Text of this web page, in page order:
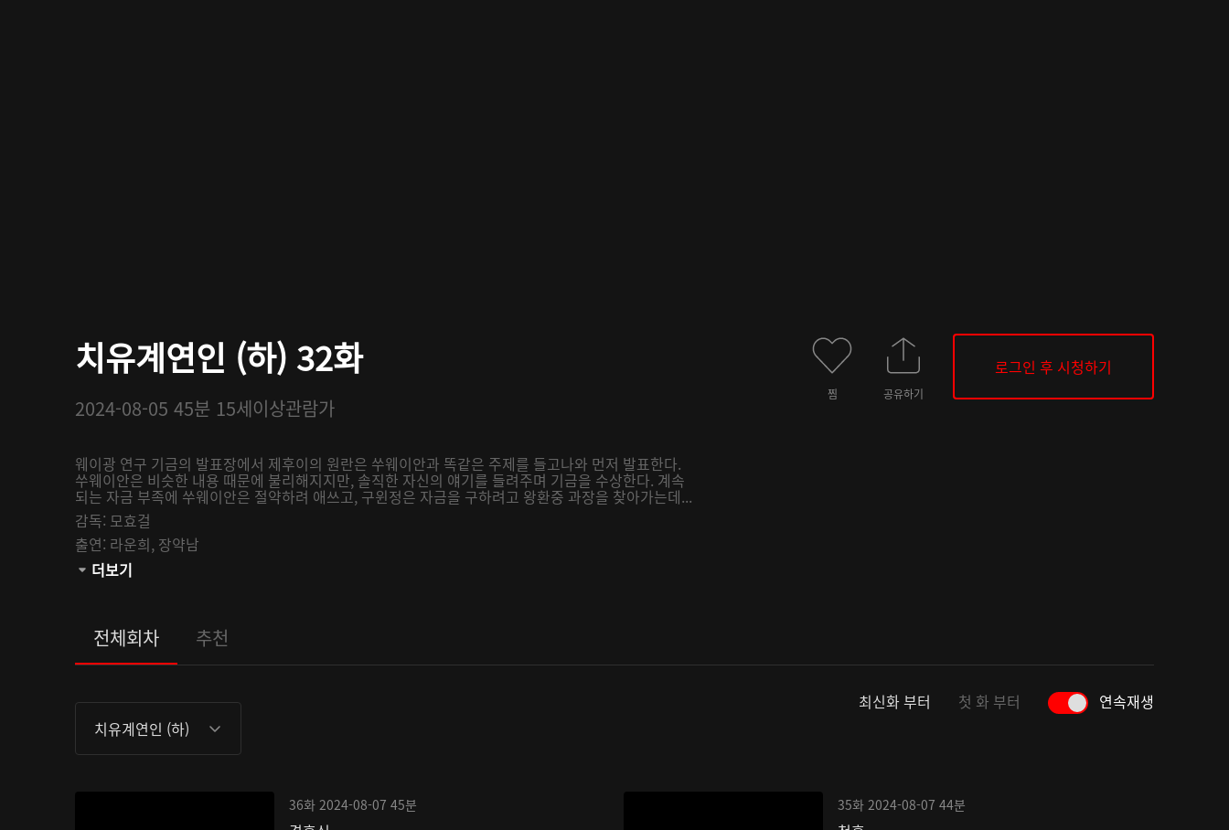
치유계연인 (하) 32화
2024-08-05 45분 15세이상관람가
웨이광 연구 기금의 발표장에서 제후이의 원란은 쑤웨이안과 똑같은 주제를 들고나와 먼저 발표한다.
쑤웨이안은 비슷한 내용 때문에 불리해지지만, 솔직한 자신의 얘기를 들려주며 기금을 수상한다. 계속
되는 자금 부족에 쑤웨이안은 절약하려 애쓰고, 구윈정은 자금을 구하려고 왕환중 과장을 찾아가는데...
감독: 모효걸
출연: 라운희, 장약남
관람등급:
더보기
찜 공유하기
로그인 후 시청하기
전체회차 추천
치유계연인 (하)
최신화 부터 첫 화 부터 연속재생
36화 2024-08-07 45분 35화 2024-08-07 44분